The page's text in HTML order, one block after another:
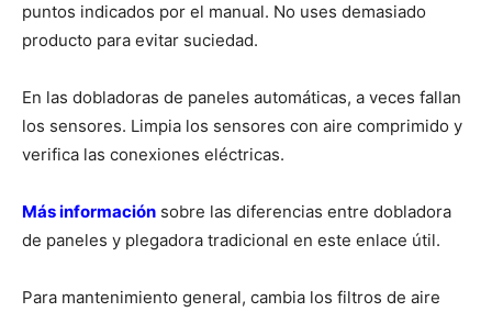
puntos indicados por el manual. No uses demasiado
producto para evitar suciedad.
En las dobladoras de paneles automáticas, a veces fallan
los sensores. Limpia los sensores con aire comprimido y
verifica las conexiones eléctricas.
Más información sobre las diferencias entre dobladora
de paneles y plegadora tradicional en este enlace útil.
Para mantenimiento general, cambia los filtros de aire